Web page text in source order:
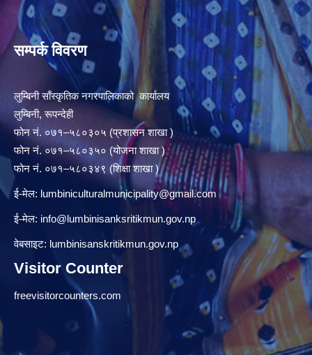
सम्पर्क विवरण
लुम्बिनी साँस्कृतिक नगरपालिकाको कार्यालय
लुम्बिनी, रूपन्देही
फोन नं. ०७१–५८०३०५ (प्रशासन शाखा )
फोन नं. ०७१–५८०३५० (योजना शाखा )
फोन नं. ०७१–५८०३४९ (शिक्षा शाखा )
ई-मेल: lumbiniculturalmunicipality@gmail.com
ई-मेल: info@lumbinisanksritikmun.gov.np
वेबसाइट: lumbinisanskritikmun.gov.np
Visitor Counter
freevisitorcounters.com